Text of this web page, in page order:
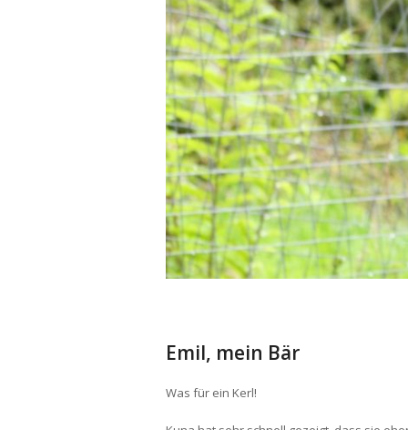
Emil, mein Bär
Was für ein Kerl!